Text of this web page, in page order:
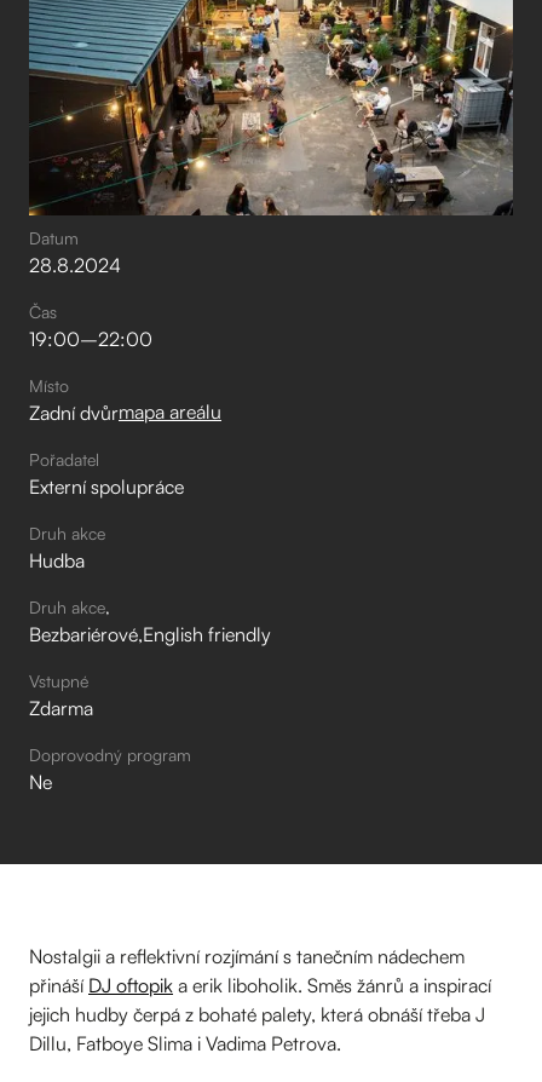
Datum
28.8.2024
Čas
19:00–⁠22:00
Místo
Zadní dvůrmapa areálu
Pořadatel
Externí spolupráce
Druh akce
Hudba
Druh akce
Bezbariérové English friendly
Vstupné
Zdarma
Doprovodný program
Ne
Nostalgii a reflektivní rozjímání s tanečním nádechem
přináší DJ oftopik a erik liboholik. Směs žánrů a inspirací
jejich hudby čerpá z bohaté palety, která obnáší třeba J
Dillu, Fatboye Slima i Vadima Petrova.